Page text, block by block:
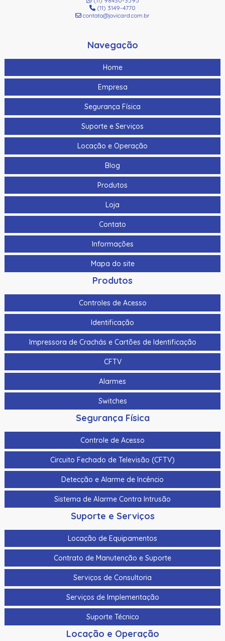
(11) 3149-4770
contato@jovicard.com.br
Navegação
Home
Empresa
Segurança Física
Suporte e Serviços
Locação e Operação
Blog
Produtos
Loja
Contato
Informações
Mapa do site
Produtos
Controles de Acesso
Identificação
Impressora de Crachás e Cartões de Identificação
CFTV
Alarmes
Switches
Segurança Física
Controle de Acesso
Circuito Fechado de Televisão (CFTV)
Detecção e Alarme de Incêncio
Sistema de Alarme Contra Intrusão
Suporte e Serviços
Locação de Equipamentos
Contrato de Manutenção e Suporte
Serviços de Consultoria
Serviços de Implementação
Suporte Técnico
Locação e Operação